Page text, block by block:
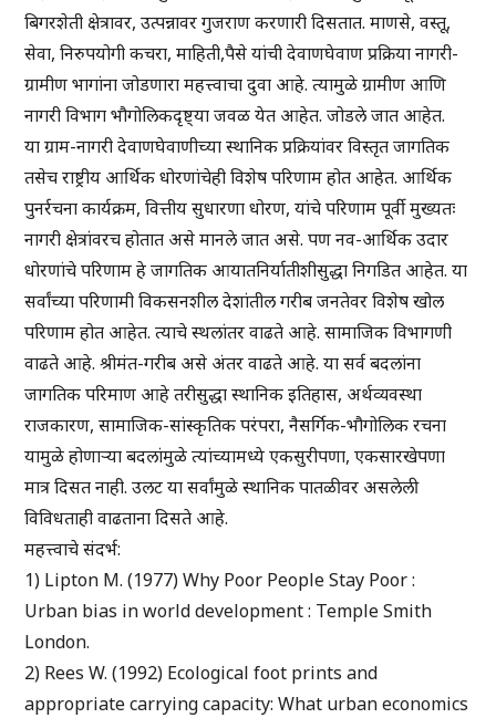
बिगरशेती क्षेत्रावर, उत्पन्नावर गुजराण करणारी दिसतात. माणसे, वस्तू,
सेवा, निरुपयोगी कचरा, माहिती,पैसे यांची देवाणघेवाण प्रक्रिया नागरी-
ग्रामीण भागांना जोडणारा महत्त्वाचा दुवा आहे. त्यामुळे ग्रामीण आणि
नागरी विभाग भौगोलिकदृष्ट्या जवळ येत आहेत. जोडले जात आहेत.
या ग्राम-नागरी देवाणघेवाणीच्या स्थानिक प्रक्रियांवर विस्तृत जागतिक
तसेच राष्ट्रीय आर्थिक धोरणांचेही विशेष परिणाम होत आहेत. आर्थिक
पुनर्रचना कार्यक्रम, वित्तीय सुधारणा धोरण, यांचे परिणाम पूर्वी मुख्यतः
नागरी क्षेत्रांवरच होतात असे मानले जात असे. पण नव-आर्थिक उदार
धोरणांचे परिणाम हे जागतिक आयातनिर्यातीशीसुद्धा निगडित आहेत. या
सर्वांच्या परिणामी विकसनशील देशांतील गरीब जनतेवर विशेष खोल
परिणाम होत आहेत. त्याचे स्थलांतर वाढते आहे. सामाजिक विभागणी
वाढते आहे. श्रीमंत-गरीब असे अंतर वाढते आहे. या सर्व बदलांना
जागतिक परिमाण आहे तरीसुद्धा स्थानिक इतिहास, अर्थव्यवस्था
राजकारण, सामाजिक-सांस्कृतिक परंपरा, नैसर्गिक-भौगोलिक रचना
यामुळे होणाऱ्या बदलांमुळे त्यांच्यामध्ये एकसुरीपणा, एकसारखेपणा
मात्र दिसत नाही. उलट या सर्वांमुळे स्थानिक पातळीवर असलेली
विविधताही वाढताना दिसते आहे.
महत्त्वाचे संदर्भ:
1) Lipton M. (1977) Why Poor People Stay Poor :
Urban bias in world development : Temple Smith
London.
2) Rees W. (1992) Ecological foot prints and
appropriate carrying capacity: What urban economics